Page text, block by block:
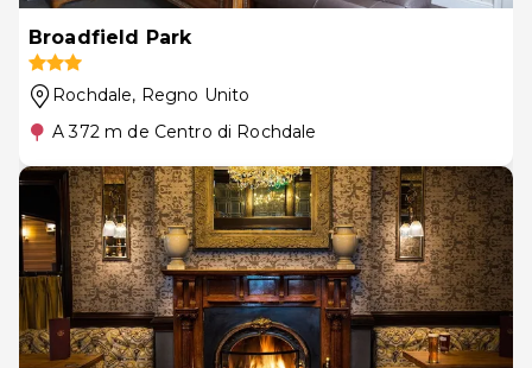
Broadfield Park
Rochdale, Regno Unito
A 372 m de Centro di Rochdale